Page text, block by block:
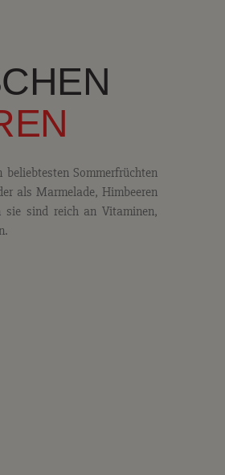
beliebtesten Sommerfrüchten
als Marmelade, Himbeeren
sie sind reich an Vitaminen,